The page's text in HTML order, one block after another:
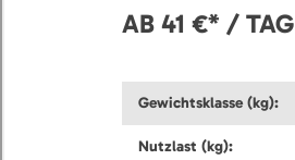
AB 41 €* / TAG
Gewichtsklasse (kg):
Nutzlast (kg):